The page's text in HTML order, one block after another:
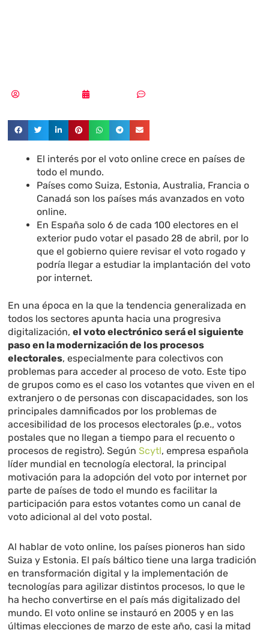
El interés por el voto online crece en países de
todo el mundo.
Países como Suiza, Estonia, Australia, Francia o
Canadá son los países más avanzados en voto
online.
En España solo 6 de cada 100 electores en el
exterior pudo votar el pasado 28 de abril, por lo
que el gobierno quiere revisar el voto rogado y
podría llegar a estudiar la implantación del voto
por internet.
En una época en la que la tendencia generalizada en
todos los sectores apunta hacia una progresiva
digitalización,el voto electrónico será el siguiente
paso en la modernización de los procesos
electorales, especialmente para colectivos con
problemas para acceder al proceso de voto. Este tipo
de grupos como es el caso los votantes que viven en el
extranjero o de personas con discapacidades, son los
principales damnificados por los problemas de
accesibilidad de los procesos electorales (p.e., votos
postales que no llegan a tiempo para el recuento o
procesos de registro). SegúnScytl, empresa española
líder mundial en tecnología electoral, la principal
motivación para la adopción del voto por internet por
parte de países de todo el mundo es facilitar la
participación para estos votantes como un canal de
voto adicional al del voto postal.
Al hablar de voto online, los países pioneros han sido
Suiza y Estonia. El país báltico tiene una larga tradición
en transformación digital y la implementación de
tecnologías para agilizar distintos procesos, lo que le
ha hecho convertirse en el país más digitalizado del
mundo. El voto online se instauró en 2005 y en las
últimas elecciones de marzo de este año, casi la mitad